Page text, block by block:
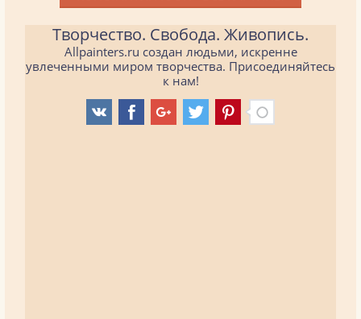
Творчество. Свобода. Живопись.
Allpainters.ru создан людьми, искренне
увлеченными миром творчества. Присоединяйтесь
к нам!